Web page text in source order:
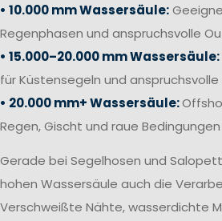
• 10.000 mm Wassersäule:
Regenphasen und anspruchsvolle
• 15.000–20.000 mm Wassersäule:
für Küstensegeln und
• 20.000 mm+ Wassersäule:
Regen, Gischt und raue
Gerade bei Segelhosen und
hohen Wassersäule auch die
Verschweißte Nähte, wasserdichte